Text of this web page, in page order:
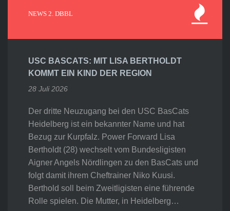
NEWS 2. DBBL
USC BASCATS: MIT LISA BERTHOLDT
KOMMT EIN KIND DER REGION
28 Juli 2026
Der dritte Neuzugang bei den USC BasCats
Heidelberg ist ein bekannter Name und hat
Bezug zur Kurpfalz. Power Forward Lisa
Bertholdt (28) wechselt vom Bundesligisten
Aigner Angels Nördlingen zu den BasCats und
folgt damit ihrem Cheftrainer Niko Kuusi.
Berthold soll beim Zweitligisten eine führende
Rolle spielen. Die Mutter, in Heidelberg…